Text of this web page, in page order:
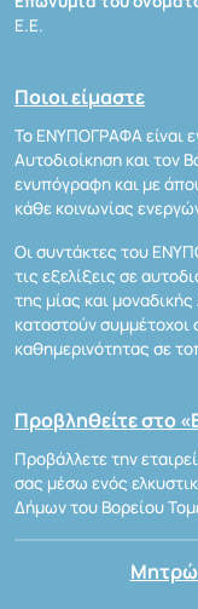
Ε.Ε.
Ποιοι είμαστε
Το ΕΝΥΠΟΓΡΑΦΑ είναι
Αυτοδιοίκηση και τον
ενυπόγραφη και με
κάθε κοινωνίας
Οι συντάκτες του
τις εξελίξεις σε
της μίας και
καταστούν
καθημερινότητας σε
Προβληθείτε στο
Προβάλλετε την
σας μέσω ενός
Δήμων του Βορείου